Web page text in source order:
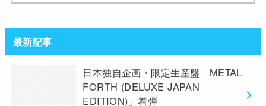
最新記事
日本独自企画・限定生産盤「METAL
FORTH (DELUXE JAPAN
EDITION)」着弾